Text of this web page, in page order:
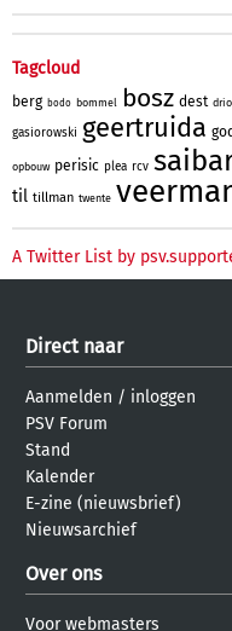
Tagcloud
berg bodo bommel bosz dest
gasiorowski geertruida
opbouw perisic plea rcv
til tillman twente
A Twitter List by
Direct naar
Aanmelden / inloggen
PSV Forum
Stand
Kalender
E-zine (nieuwsbrief)
Nieuwsarchief
Over ons
Voor webmasters